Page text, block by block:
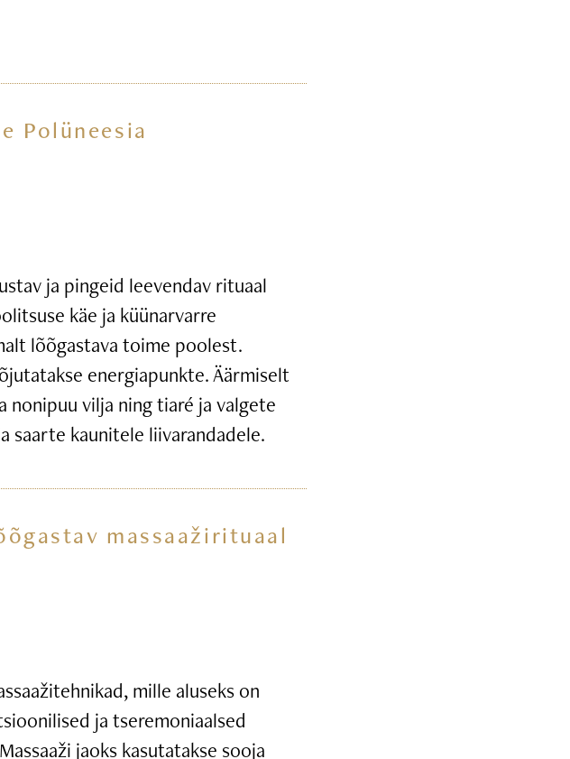
Polüneesia
ja pingeid leevendav rituaal
käe ja küünarvarre
lõõgastava toime poolest.
energiapunkte. Äärmiselt
nonipuu vilja ning tiaré ja valgete
saarte kaunitele liivarandadele.
massaažirituaal
mille aluseks on
ja tseremoniaalsed
jaoks kasutatakse sooja